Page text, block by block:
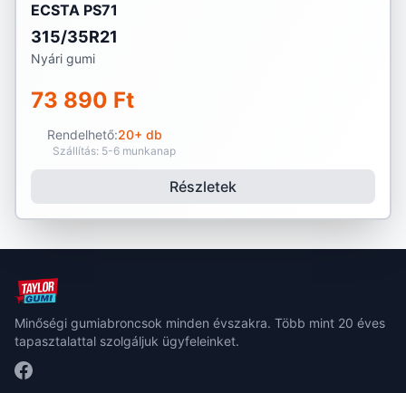
ECSTA PS71
315/35R21
Nyári gumi
73 890 Ft
Rendelhető:20+ db
Szállítás: 5-6 munkanap
Részletek
Minőségi gumiabroncsok minden évszakra. Több mint 20 éves
tapasztalattal szolgáljuk ügyfeleinket.